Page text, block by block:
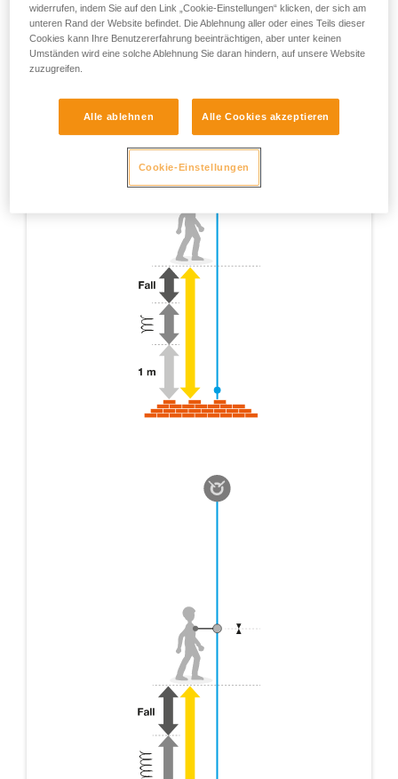
widerrufen, indem Sie auf den Link „Cookie-Einstellungen“ klicken, der sich am
unteren Rand der Website befindet. Die Ablehnung aller oder eines Teils dieser
Cookies kann Ihre Benutzererfahrung beeinträchtigen, aber unter keinen
Umständen wird eine solche Ablehnung Sie daran hindern, auf unsere Website
zuzugreifen.
Alle ablehnen Alle Cookies akzeptieren
Cookie-Einstellungen